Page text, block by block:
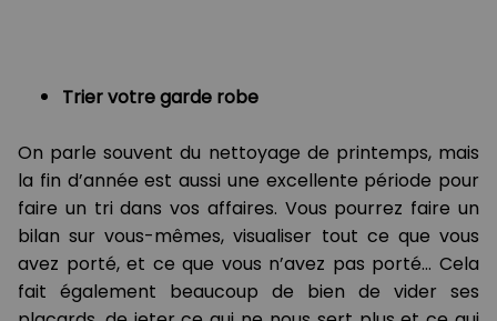
Trier votre garde robe
On parle souvent du nettoyage de printemps, mais
la fin d’année est aussi une excellente période pour
faire un tri dans vos affaires. Vous pourrez faire un
bilan sur vous-mêmes, visualiser tout ce que vous
avez porté, et ce que vous n’avez pas porté… Cela
fait également beaucoup de bien de vider ses